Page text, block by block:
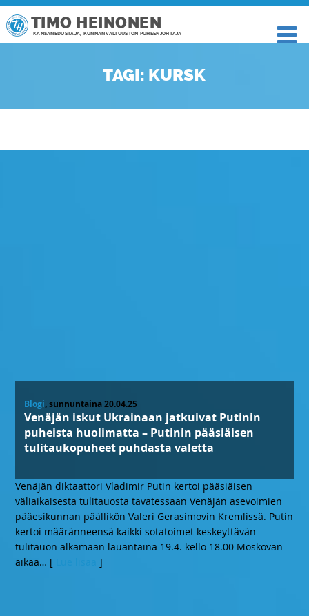
TIMO HEINONEN
KANSANEDUSTAJA, KUNNANVALTUUSTON PUHEENJOHTAJA
TAGI: KURSK
Blogi, sunnuntaina 20.04.25
Venäjän iskut Ukrainaan jatkuivat Putinin
puheista huolimatta – Putinin pääsiäisen
tulitaukopuheet puhdasta valetta
Venäjän diktaattori Vladimir Putin kertoi pääsiäisen
väliaikaisesta tulitauosta tavatessaan Venäjän asevoimien
pääesikunnan päällikön Valeri Gerasimovin Kremlissä. Putin
kertoi määränneensä kaikki sotatoimet keskeyttävän
tulitauon alkamaan lauantaina 19.4. kello 18.00 Moskovan
aikaa… [ ]